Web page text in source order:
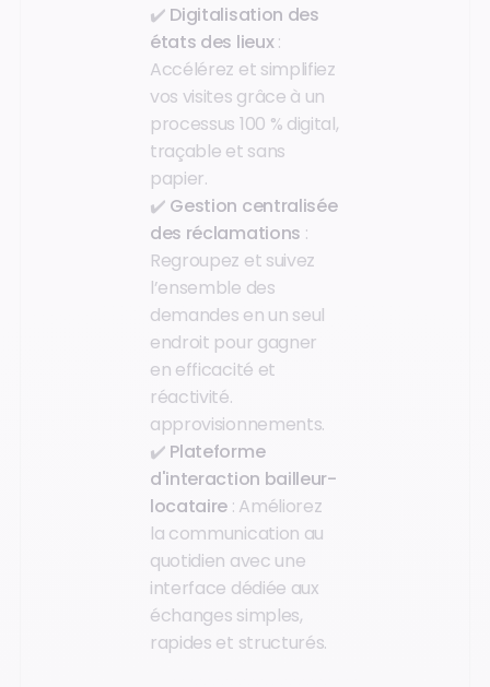
✔️ Digitalisation des
états des lieux:
Accélérez et simplifiez
vos visites grâce à un
processus 100 % digital,
traçable et sans
papier.
✔️ Gestion centralisée
des réclamations :
Regroupez et suivez
l’ensemble des
demandes en un seul
endroit pour gagner
en efficacité et
réactivité.
approvisionnements.
✔️ Plateforme
d'interaction bailleur-
locataire : Améliorez
la communication au
quotidien avec une
interface dédiée aux
échanges simples,
rapides et structurés.